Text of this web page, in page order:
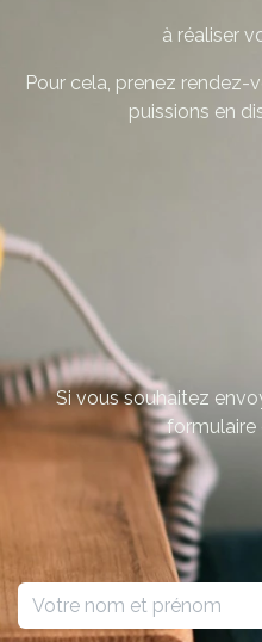
à réaliser
Pour cela, prenez rendez-
puissions en
Si vous souhaitez
formulaire